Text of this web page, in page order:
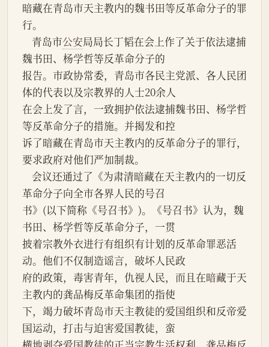
暗藏在青岛市天主教内的魏书田等反革命分子的罪
行。
    青岛市
公安局局长丁韬在会上作了关于依法逮捕
魏书田、杨学哲等反革命分子的
报告。市政协常委，青岛市各民主党派、各人民团
体的代表以及宗教界的人士20余人
在会上发了言，一致拥护依法逮捕魏书田、杨学哲
等反革命分子的措施。并揭发和控
诉了暗藏在青岛市天主教内的反革命分子的罪行，
要求政府对他们严加制裁。
革命分子向全市各界人民的号召
书》(以下简称《号召书》)。《号召书》认为，魏
书田、杨学哲等反革命分子，一贯
披着宗教外衣进行有组织有计划的反革命罪恶活
动。他们不仅制造谣言，破坏人民政
府的政策，毒害青年，仇视人民，而且在暗藏于天
主教内的龚品梅反革命集团的指使
下，竭力破坏青岛市天主教徒的爱国组织和反帝爱
国运动，打击与迫害爱国教徒，蛮